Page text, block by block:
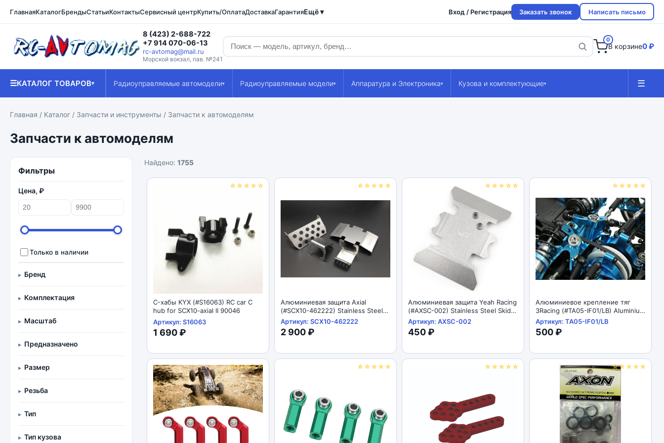
ГлавнаяКаталогБрендыСтатьиКонтактыСервисный центрКупить/ОплатаДоставкаГарантияЕщё ▾ Вход / Регистрация Заказать звонок Написать письмо
8 (423) 2-688-722
+7 914 070-06-13
rc-avtomag@mail.ru
Морской вокзал, пав. №241
0
В корзине0 ₽
☰КАТАЛОГ ТОВАРОВ▾ Радиоуправляемые автомодели▾ Радиоуправляемые модели▾ Аппаратура и Электроника▾ Кузова и комплектующие▾ ☰
Главная / Каталог / Запчасти и инструменты / Запчасти к автомоделям
Запчасти к автомоделям
Фильтры
Цена, ₽
Только в наличии
Бренд
Комплектация
Масштаб
Предназначено
Размер
Резьба
Тип
Тип кузова
Найдено: 1755
☆☆☆☆☆
C-хабы KYX (#S16063) RC car C
hub for SCX10-axial II 90046
Артикул: S16063
1 690 ₽
☆☆☆☆☆
Алюминиевая защита Axial
(#SCX10-462222) Stainless Steel
Skid Plate For For Axial SCX10 II
AX90046
Артикул: SCX10-462222
2 900 ₽
☆☆☆☆☆
Алюминиевая защита Yeah Racing
(#AXSC-002) Stainless Steel Skid
Plate For For Axial SCX10 II
AX90046
Артикул: AXSC-002
450 ₽
☆☆☆☆☆
Алюминиевое крепление тяг
3Racing (#TA05-IF01/LB) Aluminium
Mixing Arm For TA-05IFS
Артикул: TA05-IF01/LB
500 ₽
☆☆☆☆☆ ☆☆☆☆☆ ☆☆☆☆☆ ☆☆☆☆☆